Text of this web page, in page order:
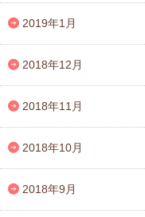
2019年1月
2018年12月
2018年11月
2018年10月
2018年9月